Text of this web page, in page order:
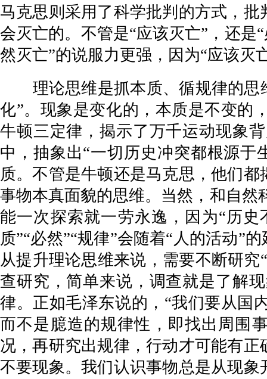
马克思则采用了科学批判的方式，
会灭亡的。不管是“应该灭亡”，还是
然灭亡”的说服力更强，因为“应该灭
理论思维是抓本质、循规律的思维
化”。现象是变化的，本质是不变的
牛顿三定律，揭示了万千运动现象
中，抽象出“一切历史冲突都根源
质。不管是牛顿还是马克思，他们
事物本真面貌的思维。当然，和自然
能一次探索就一劳永逸，因为“历
质”“必然”“规律”会随着“人的活动”
从提升理论思维来说，需要不断研
查研究，简单来说，调查就是了解
律。正如毛泽东说的，“我们要从国
而不是臆造的规律性，即找出周围
况，再研究出规律，行动才可能有
不要现象。我们认识事物总是从现